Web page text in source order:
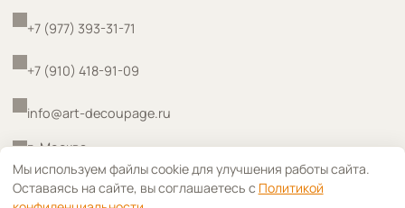
+7 (977) 393-31-71
+7 (910) 418-91-09
info@art-decoupage.ru
г. Москва
↑
Мы используем файлы cookie для улучшения работы сайта.
Оставаясь на сайте, вы соглашаетесь с Политикой